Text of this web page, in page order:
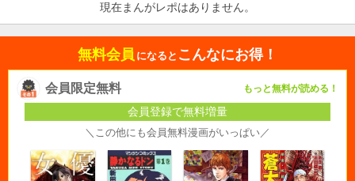
現在まんがレポはありません。
無料会員 になると こんなにお得！
会員限定無料 もっと無料が読める！
会員登録で無料増量
＼この他にも会員無料漫画がいっぱい／